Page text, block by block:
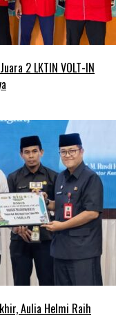
2 LKTIN VOLT-IN
Aulia Helmi Raih